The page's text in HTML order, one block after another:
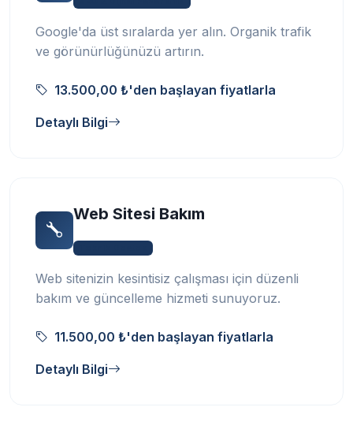
Google'da üst sıralarda yer alın. Organik trafik
ve görünürlüğünüzü artırın.
13.500,00 ₺'den başlayan fiyatlarla
Detaylı Bilgi
Web Sitesi Bakım
Web sitenizin kesintisiz çalışması için düzenli
bakım ve güncelleme hizmeti sunuyoruz.
11.500,00 ₺'den başlayan fiyatlarla
Detaylı Bilgi